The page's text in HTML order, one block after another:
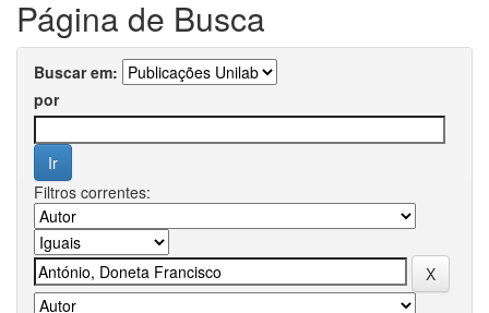
Página de Busca
Buscar em:
por
Filtros correntes: